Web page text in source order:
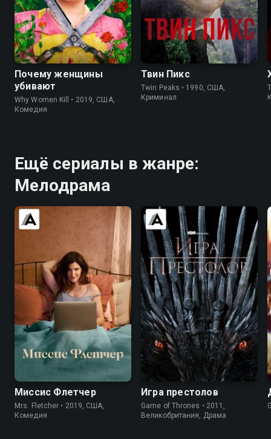
8.3 8.3
Почему женщины
убивают
Why Women Kill • 2019, США,
Комедия
8.4 8.7
Твин Пикс
Twin Peaks • 1990, США,
Криминал
Ещё сериалы в жанре:
Мелодрама
6.5 7.1
Миссис Флетчер
Mrs. Fletcher • 2019, США,
Комедия
9.0 9.2
Игра престолов
Game of Thrones • 2011,
Великобритания, Драма